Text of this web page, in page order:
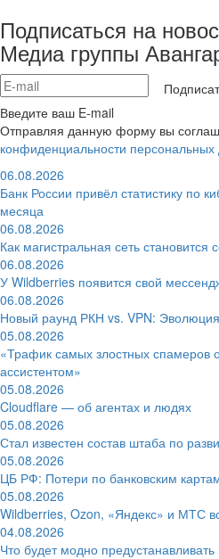
Подписаться на
Медиа группы
Введите ваш E-mail
Отправляя данную форму вы
конфиденциальности
06.08.2026
Банк России привёл статистику по
месяца
06.08.2026
Как магистральная сеть становится
06.08.2026
У Wildberries появится свой
06.08.2026
Новый раунд РКН vs. VPN: Эволюция
05.08.2026
«Трафик самых злостных спамеров
ассистентом»
05.08.2026
Cloudflare — об агентах и людях
05.08.2026
Стал известен состав штаба по
05.08.2026
ЦБ РФ: Потери по банковским
05.08.2026
Wildberries, Ozon, «Яндекс» и МТС
04.08.2026
Что будет модно предустанавливать